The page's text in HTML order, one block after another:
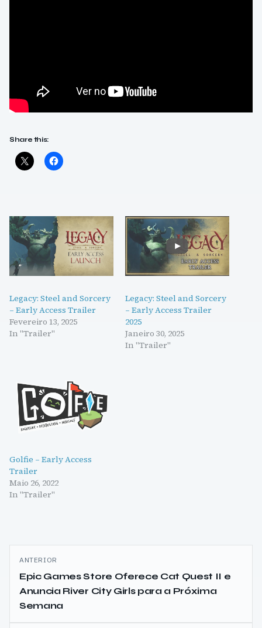
Share this:
Legacy: Steel and Sorcery
– Early Access Trailer
Fevereiro 13, 2025
In "Trailer"
Legacy: Steel and Sorcery
– Early Access Trailer
2025
Janeiro 30, 2025
In "Trailer"
Golfie – Early Access
Trailer
Maio 26, 2022
In "Trailer"
Navegação
de
artigos
ANTERIOR
Epic Games Store Oferece Cat Quest II e
Anuncia River City Girls para a Próxima
Semana